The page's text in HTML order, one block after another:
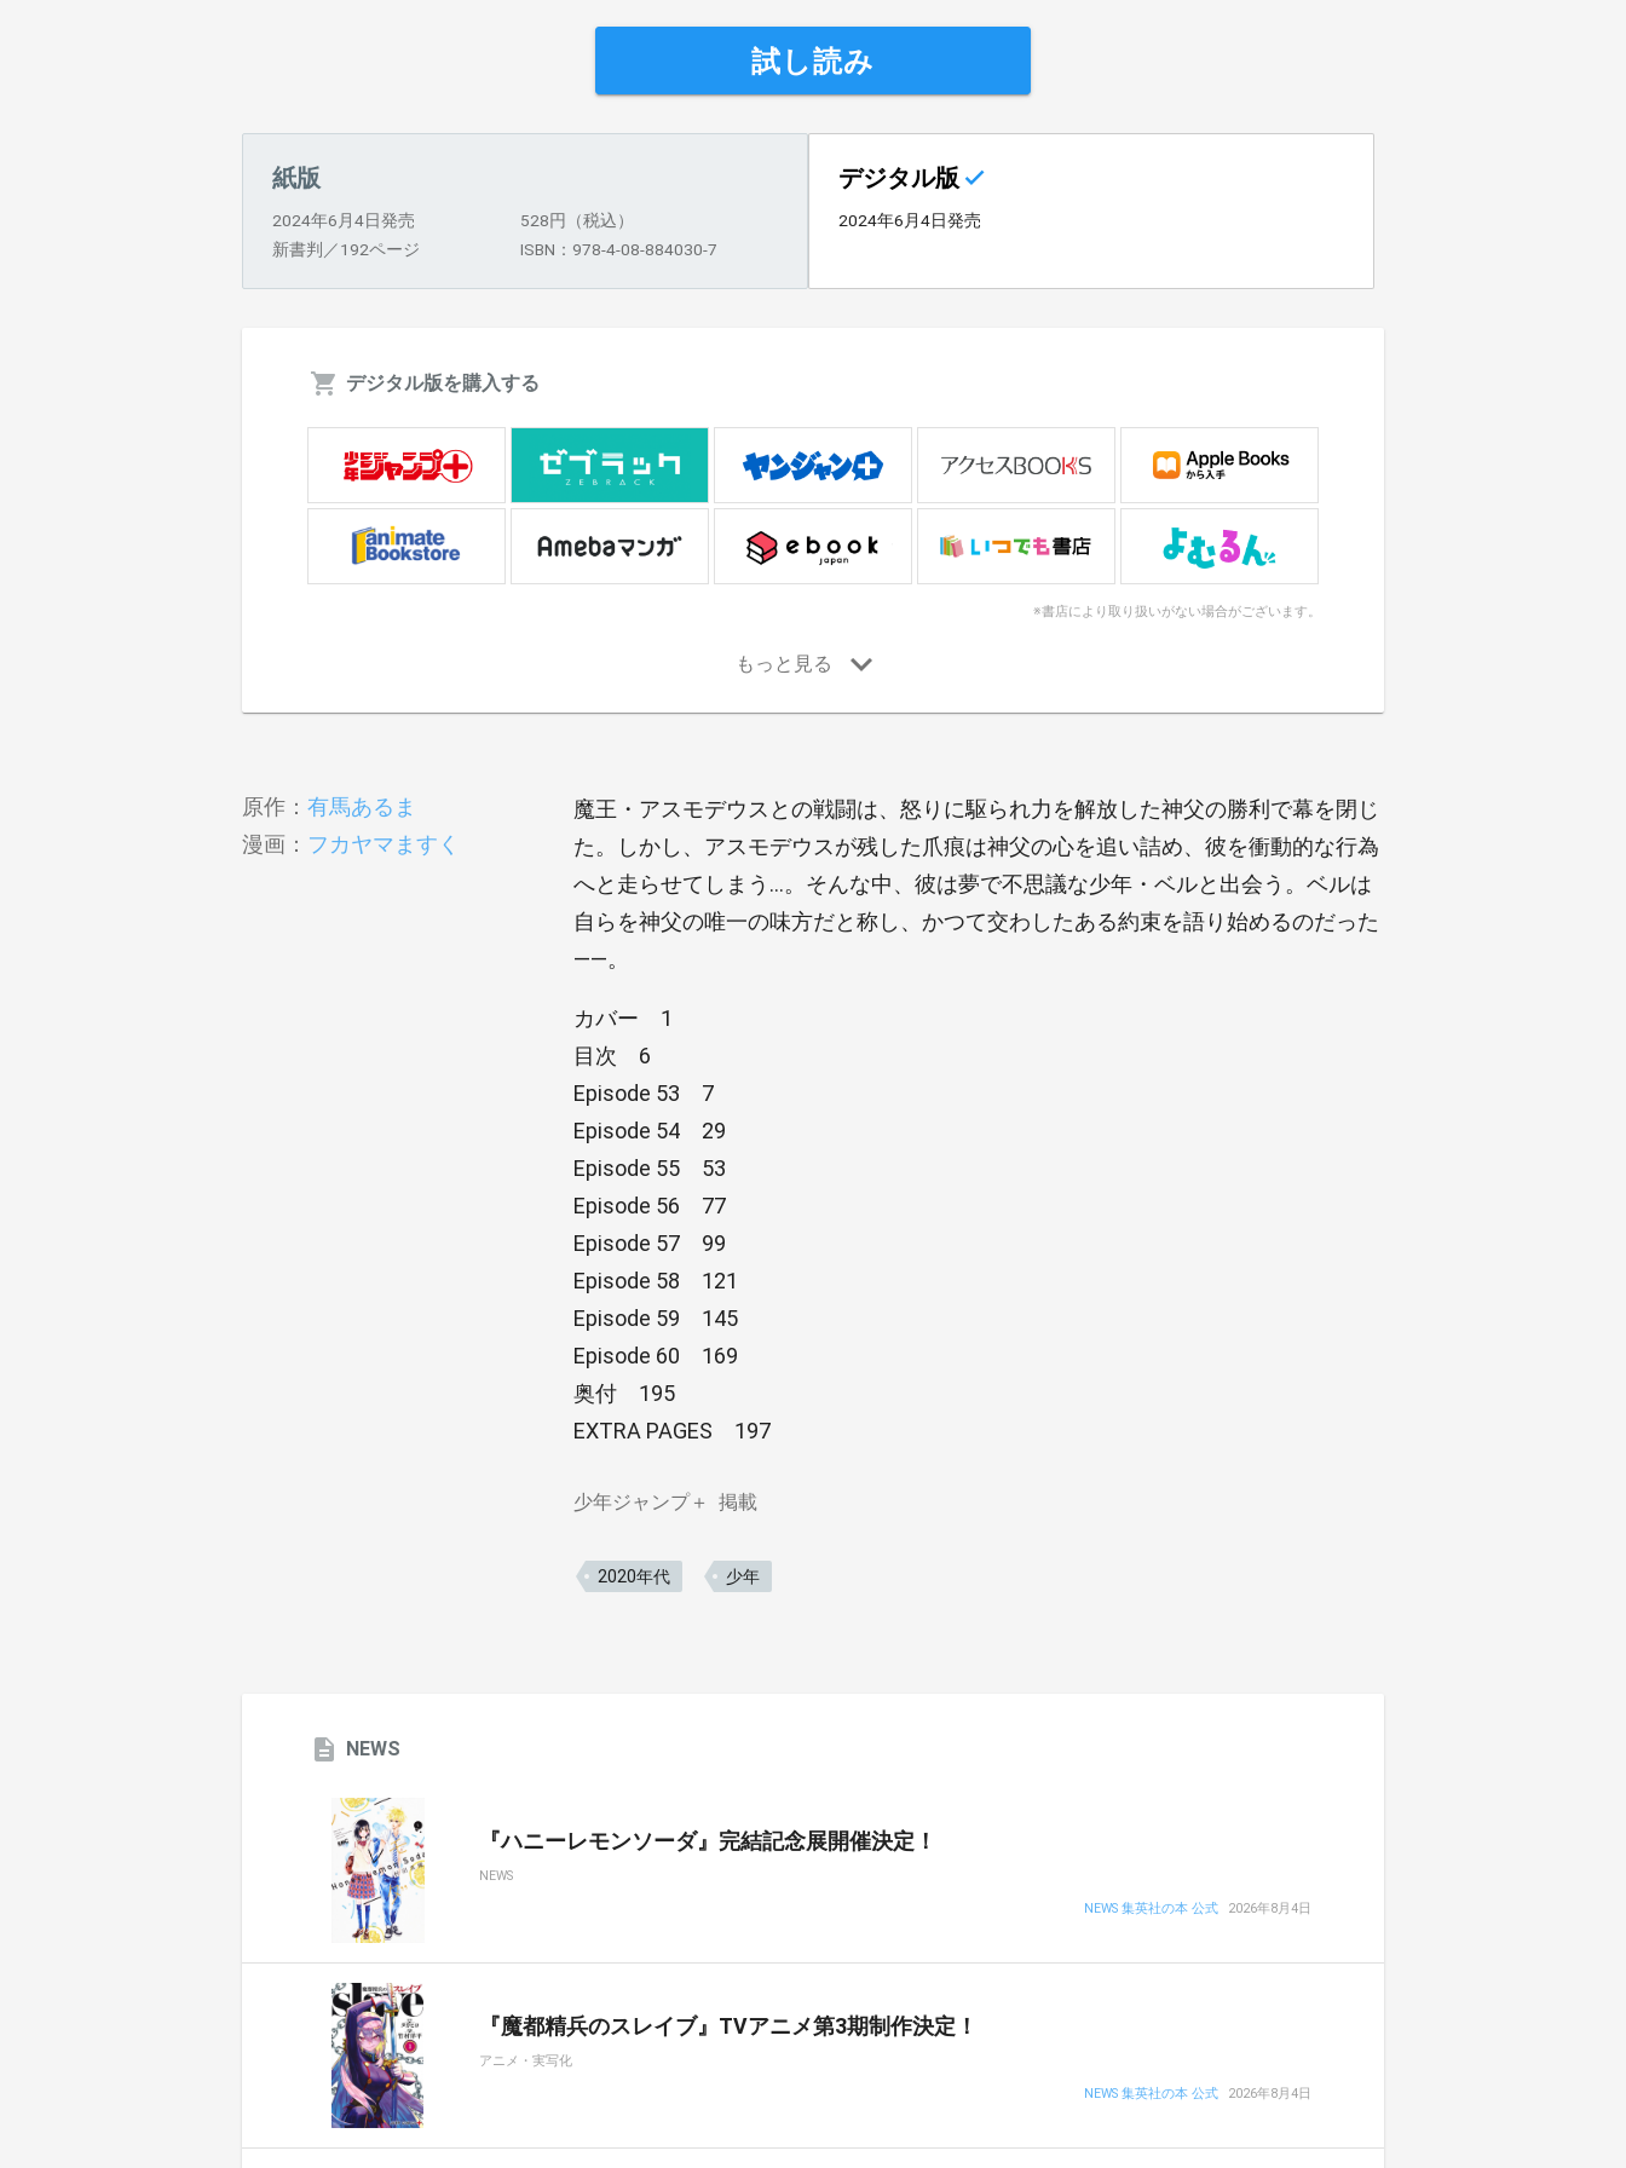
試し読み
紙版
2024年6月4日発売
528円（税込）
新書判／192ページ
ISBN：978-4-08-884030-7
デジタル版
2024年6月4日発売
デジタル版を購入する
※書店により取り扱いがない場合がございます。
原作： 有馬あるま
漫画： フカヤマますく
魔王・アスモデウスとの戦闘は、怒りに駆られ力を解放した神父の勝利で幕を閉じ
た。しかし、アスモデウスが残した爪痕は神父の心を追い詰め、彼を衝動的な行為
へと走らせてしまう…。そんな中、彼は夢で不思議な少年・ベルと出会う。ベルは
自らを神父の唯一の味方だと称し、かつて交わしたある約束を語り始めるのだった
――。
カバー 1
目次 6
Episode 53 7
Episode 54 29
Episode 55 53
Episode 56 77
Episode 57 99
Episode 58 121
Episode 59 145
Episode 60 169
奥付 195
EXTRA PAGES 197
少年ジャンプ＋ 掲載
2020年代 少年
NEWS
『ハニーレモンソーダ』完結記念展開催決定！
NEWS
NEWS 集英社の本 公式 2026年8月4日
『魔都精兵のスレイブ』TVアニメ第3期制作決定！
アニメ・実写化
NEWS 集英社の本 公式 2026年8月4日